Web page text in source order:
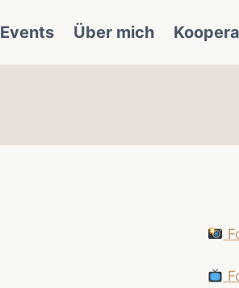
Events Über mich